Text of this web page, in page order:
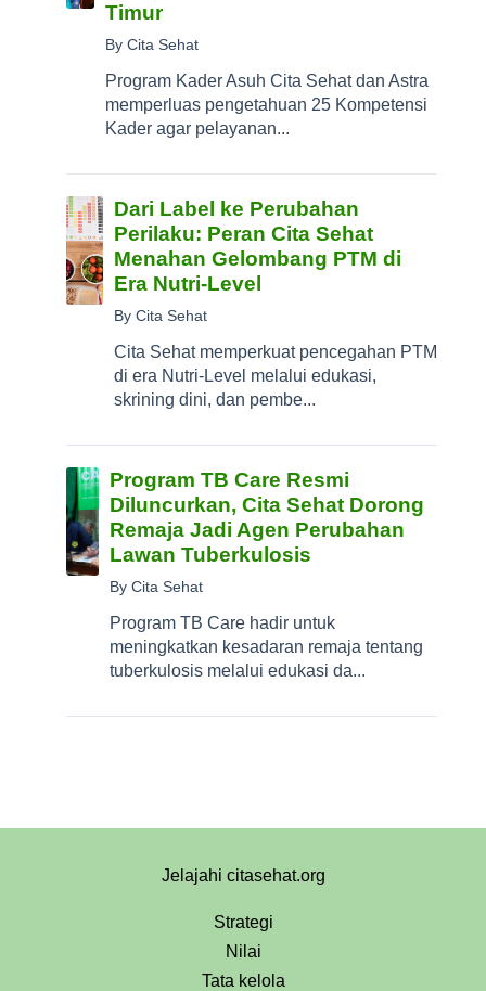
Timur
By Cita Sehat
Program Kader Asuh Cita Sehat dan Astra
memperluas pengetahuan 25 Kompetensi
Kader agar pelayanan...
Dari Label ke Perubahan
Perilaku: Peran Cita Sehat
Menahan Gelombang PTM di
Era Nutri-Level
By Cita Sehat
Cita Sehat memperkuat pencegahan PTM
di era Nutri-Level melalui edukasi,
skrining dini, dan pembe...
Program TB Care Resmi
Diluncurkan, Cita Sehat Dorong
Remaja Jadi Agen Perubahan
Lawan Tuberkulosis
By Cita Sehat
Program TB Care hadir untuk
meningkatkan kesadaran remaja tentang
tuberkulosis melalui edukasi da...
Jelajahi citasehat.org
Strategi
Nilai
Tata kelola